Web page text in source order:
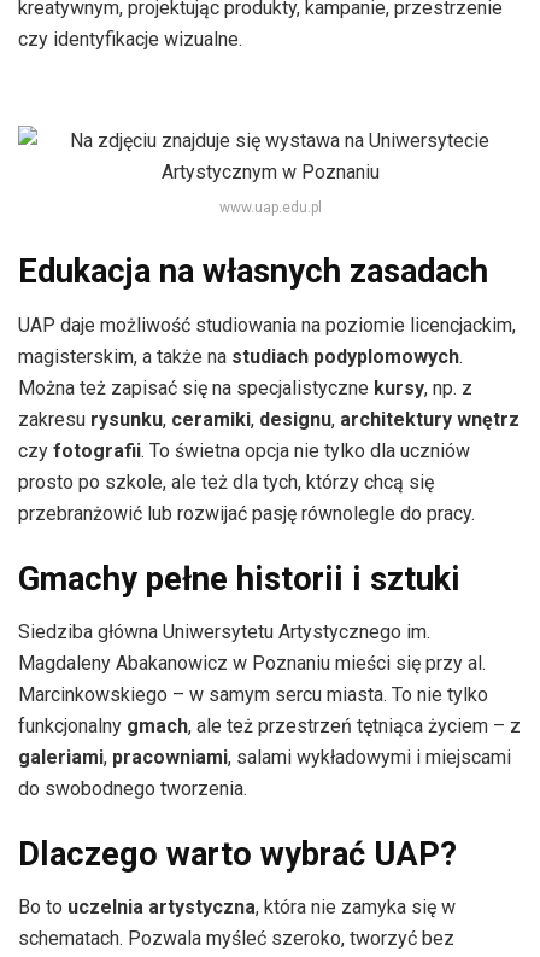
kreatywnym, projektując produkty, kampanie, przestrzenie
czy identyfikacje wizualne.
www.uap.edu.pl
Edukacja na własnych zasadach
UAP daje możliwość studiowania na poziomie licencjackim,
magisterskim, a także na studiach podyplomowych.
Można też zapisać się na specjalistyczne kursy, np. z
zakresu rysunku, ceramiki, designu, architektury wnętrz
czy fotografii. To świetna opcja nie tylko dla uczniów
prosto po szkole, ale też dla tych, którzy chcą się
przebranżowić lub rozwijać pasję równolegle do pracy.
Gmachy pełne historii i sztuki
Siedziba główna Uniwersytetu Artystycznego im.
Magdaleny Abakanowicz w Poznaniu mieści się przy al.
Marcinkowskiego – w samym sercu miasta. To nie tylko
funkcjonalny gmach, ale też przestrzeń tętniąca życiem – z
galeriami, pracowniami, salami wykładowymi i miejscami
do swobodnego tworzenia.
Dlaczego warto wybrać UAP?
Bo to uczelnia artystyczna, która nie zamyka się w
schematach. Pozwala myśleć szeroko, tworzyć bez